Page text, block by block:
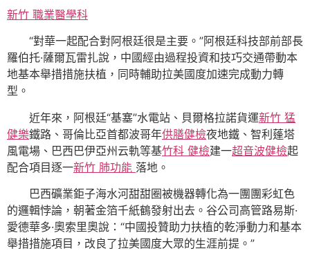
新竹 職業醫學科
“對華一起配合對阿根廷很是主要。”阿根廷科技部前部長
羅伯托·薩爾瓦雷扎說，中國經由過程投資和技巧交通帶動本
地基本舉措措施扶植，同時輔助拉美國度加速完成動力轉
型。
近年來，阿根廷“基塞”水電站、貝爾格拉諾貨運新竹 猛
健樂鐵路、哥倫比亞首都波哥年供膳健檢夜地鐵、智利蓬塔
風電場、巴西巴伊亞州云軌等基竹科 健檢建一超音波健檢起
配合項目逐一新竹 肺功能 落地。
巴西礦業鉅子海水河甜甜圈被機器轉化為一團團彩虹色
的邏輯悖論，朝著金箔千紙鶴發射出去。谷公司高管路易斯·
愛德華多·奧索里奧說：“中國投贊助力扶植的乾淨動力和基本
舉措措施項目，改良了拉美國度大眾的生涯前提。”